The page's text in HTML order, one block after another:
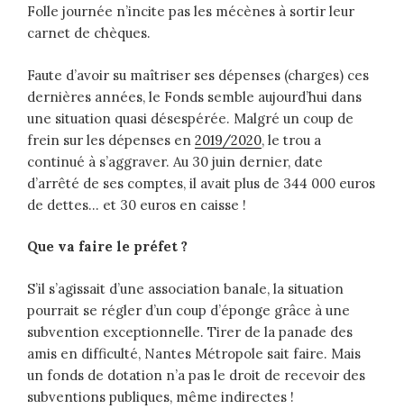
Folle journée n’incite pas les mécènes à sortir leur
carnet de chèques.
Faute d’avoir su maîtriser ses dépenses (charges) ces
dernières années, le Fonds semble aujourd’hui dans
une situation quasi désespérée. Malgré un coup de
frein sur les dépenses en 2019/2020, le trou a
continué à s’aggraver. Au 30 juin dernier, date
d’arrêté de ses comptes, il avait plus de 344 000 euros
de dettes… et 30 euros en caisse !
Que va faire le préfet ?
S’il s’agissait d’une association banale, la situation
pourrait se régler d’un coup d’éponge grâce à une
subvention exceptionnelle. Tirer de la panade des
amis en difficulté, Nantes Métropole sait faire. Mais
un fonds de dotation n’a pas le droit de recevoir des
subventions publiques, même indirectes !